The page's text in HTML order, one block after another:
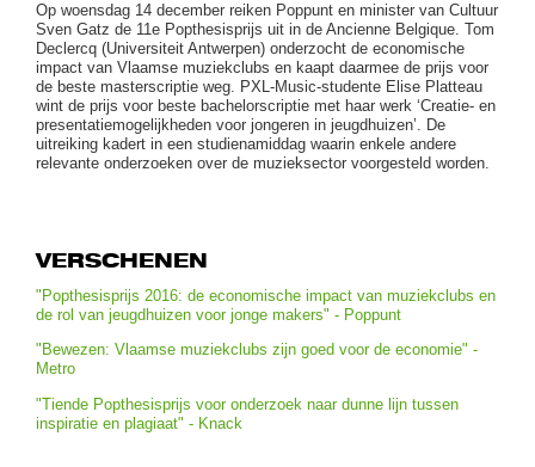
Op woensdag 14 december reiken Poppunt en minister van Cultuur
Sven Gatz de 11e Popthesisprijs uit in de Ancienne Belgique. Tom
Declercq (Universiteit Antwerpen) onderzocht de economische
impact van Vlaamse muziekclubs en kaapt daarmee de prijs voor
de beste masterscriptie weg. PXL-Music-studente Elise Platteau
wint de prijs voor beste bachelorscriptie met haar werk ‘Creatie- en
presentatiemogelijkheden voor jongeren in jeugdhuizen’. De
uitreiking kadert in een studienamiddag waarin enkele andere
relevante onderzoeken over de muzieksector voorgesteld worden.
VERSCHENEN
"Popthesisprijs 2016: de economische impact van muziekclubs en
de rol van jeugdhuizen voor jonge makers" - Poppunt
"Bewezen: Vlaamse muziekclubs zijn goed voor de economie" -
Metro
"Tiende Popthesisprijs voor onderzoek naar dunne lijn tussen
inspiratie en plagiaat" - Knack